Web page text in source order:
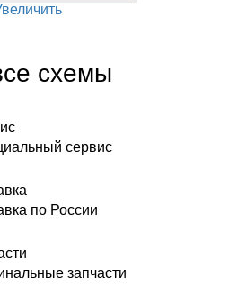
схемы
сервис
по России
запчасти